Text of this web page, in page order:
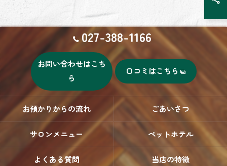
027-388-1166
お問い合わせはこち
ら
口コミはこちら
お預かりからの流れ ごあいさつ
サロンメニュー ペットホテル
よくある質問 当店の特徴